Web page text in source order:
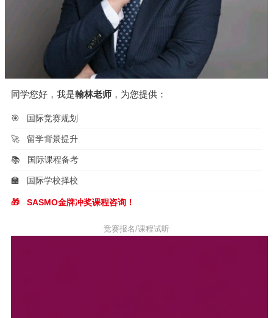
同学您好，我是翰林老师 ，为您提供：
🎯 国际竞赛规划
🚀 留学背景提升
📚 国际课程备考
🏫 国际学校择校
🎁 SASMO金牌冲奖课程咨询！
竞赛报名/课程试听